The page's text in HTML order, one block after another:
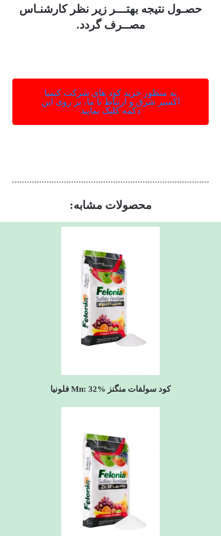
حصـول نتیجه بهتـــر زیر نظر کارشنـاس
مصــرف گردد.
به منظور خرید کود های شرکت کیمیا
اکسیر شرق و ارتباط با ما، بر روی این
دکمه کلیک نمایید
محصولات مشابه:
کود سولفات منگنز Mn: 32% فلونیا